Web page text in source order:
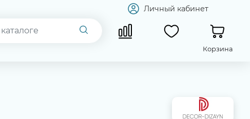
Личный кабинет
Корзина